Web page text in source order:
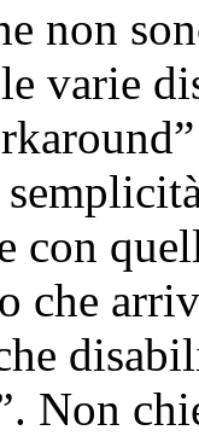
non
varie
con
che
. Non